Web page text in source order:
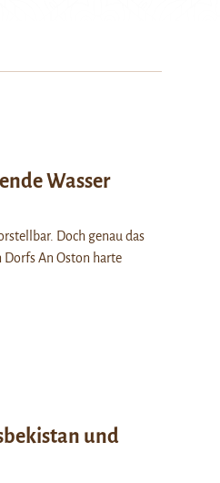
Wasser
Doch genau das
An Oston harte
und